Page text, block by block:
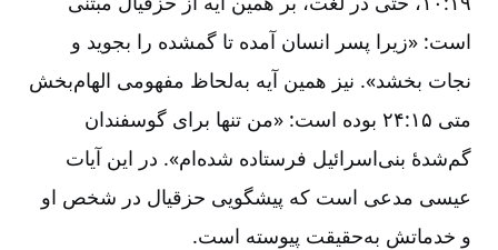
است: «زیرا پسر انسان آمده تا گمشده را بجوید و
نجات بخشد». نیز همین آیه به‌لحاظ مفهومی الهام‌بخش
متی ۱۵:‏۲۴ بوده است: «من تنها برای گوسفندان
گم‌شدۀ بنی‌اسرائیل فرستاده شده‌ام». در این آیات
عیسی مدعی است که پیشگویی حزقیال در شخص او
و خدماتش به‌حقیقت پیوسته است.